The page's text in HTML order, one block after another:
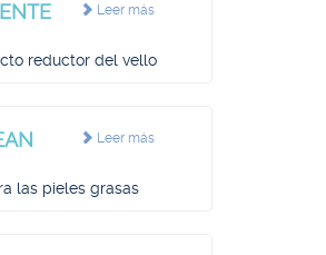
Leer más
reductor del vello
Leer más
las pieles grasas